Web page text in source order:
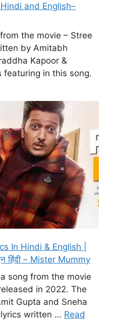
and English–
the movie – Stree
by Amitabh
Kapoor &
featuring in this song.
In Hindi & English |
हिंदी – Mister Mummy
a song from the movie
in 2022. The
Gupta and Sneha
written … Read